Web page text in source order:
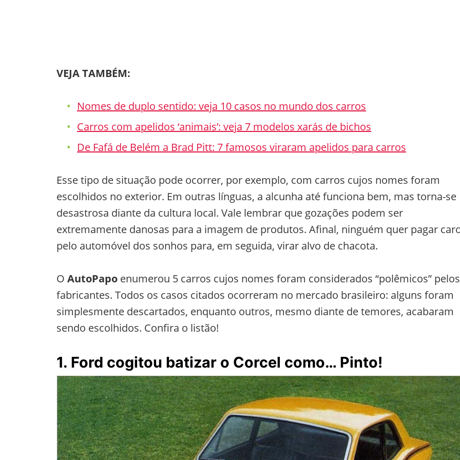
VEJA TAMBÉM:
Nomes de duplo sentido: veja 10 casos no mundo dos carros
Carros com apelidos ‘animais’: veja 7 modelos xarás de bichos
De Fafá de Belém a Brad Pitt: 7 famosos viraram apelidos para carros
Esse tipo de situação pode ocorrer, por exemplo, com carros cujos nomes foram
escolhidos no exterior. Em outras línguas, a alcunha até funciona bem, mas torna-se
desastrosa diante da cultura local. Vale lembrar que gozações podem ser
extremamente danosas para a imagem de produtos. Afinal, ninguém quer pagar
pelo automóvel dos sonhos para, em seguida, virar alvo de chacota.
O AutoPapo enumerou 5 carros cujos nomes foram considerados “polêmicos” pelos
fabricantes. Todos os casos citados ocorreram no mercado brasileiro: alguns foram
simplesmente descartados, enquanto outros, mesmo diante de temores, acabaram
sendo escolhidos. Confira o listão!
1. Ford cogitou batizar o Corcel como… Pinto!